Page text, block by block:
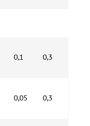
0,1 0,3
0,05 0,3